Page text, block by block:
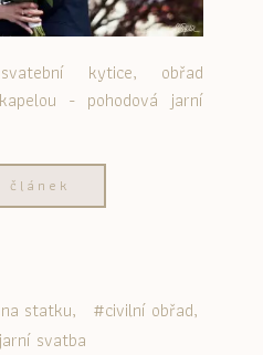
kytice, obřad
- pohodová jarní
článek
statku
civilní obřad
jarní svatba